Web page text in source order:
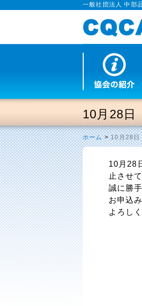
一般社団法人 中部
10月28日
ホーム>10月28日
10月28
止させ
誠に勝
お申込
よろし